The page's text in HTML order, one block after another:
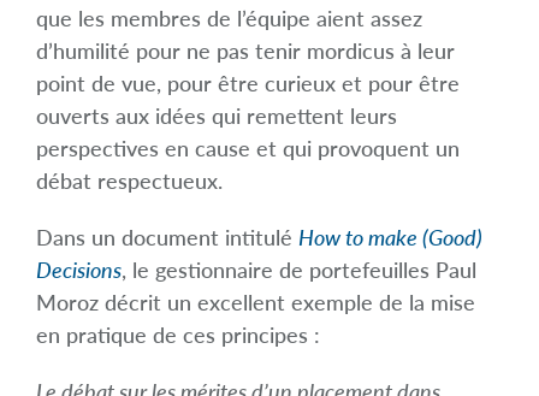
que les membres de l’équipe aient assez
d’humilité pour ne pas tenir mordicus à leur
point de vue, pour être curieux et pour être
ouverts aux idées qui remettent leurs
perspectives en cause et qui provoquent un
débat respectueux.
Dans un document intitulé How to make (Good)
Decisions, le gestionnaire de portefeuilles Paul
Moroz décrit un excellent exemple de la mise
en pratique de ces principes :